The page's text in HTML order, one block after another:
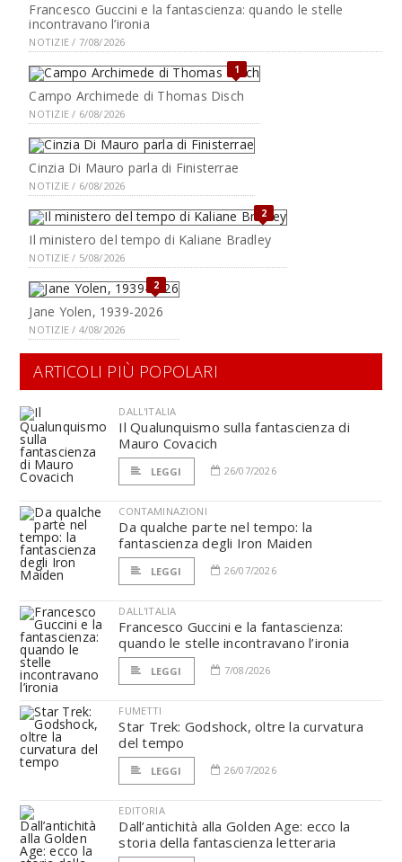
Francesco Guccini e la fantascienza: quando le stelle
incontravano l’ironia
NOTIZIE / 7/08/2026
1
Campo Archimede di Thomas Disch
NOTIZIE / 6/08/2026
Cinzia Di Mauro parla di Finisterrae
NOTIZIE / 6/08/2026
2
Il ministero del tempo di Kaliane Bradley
NOTIZIE / 5/08/2026
2
Jane Yolen, 1939-2026
NOTIZIE / 4/08/2026
ARTICOLI PIÙ POPOLARI
DALL'ITALIA
Il Qualunquismo sulla fantascienza di
Mauro Covacich
LEGGI 26/07/2026
CONTAMINAZIONI
Da qualche parte nel tempo: la
fantascienza degli Iron Maiden
LEGGI 26/07/2026
DALL'ITALIA
Francesco Guccini e la fantascienza:
quando le stelle incontravano l’ironia
LEGGI 7/08/2026
FUMETTI
Star Trek: Godshock, oltre la curvatura
del tempo
LEGGI 26/07/2026
EDITORIA
Dall’antichità alla Golden Age: ecco la
storia della fantascienza letteraria